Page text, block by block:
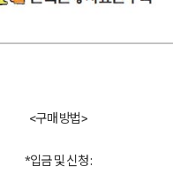
<구매 방법>
*입금 및 신청 :